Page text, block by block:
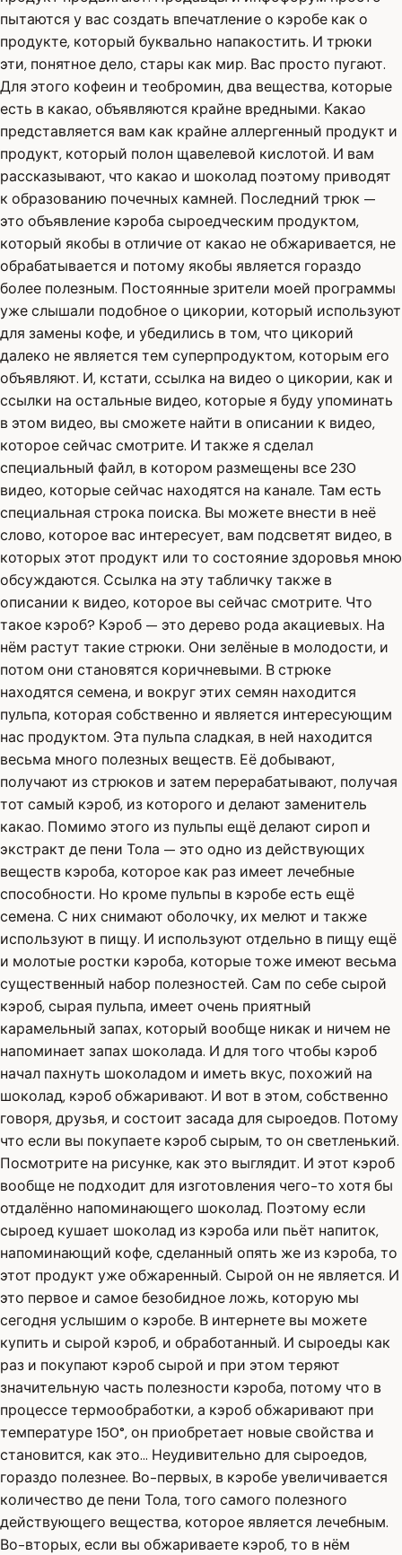
пытаются у вас создать впечатление о кэробе как о
продукте, который буквально напакостить. И трюки
эти, понятное дело, стары как мир. Вас просто пугают.
Для этого кофеин и теобромин, два вещества, которые
есть в какао, объявляются крайне вредными. Какао
представляется вам как крайне аллергенный продукт и
продукт, который полон щавелевой кислотой. И вам
рассказывают, что какао и шоколад поэтому приводят
к образованию почечных камней. Последний трюк —
это объявление кэроба сыроедческим продуктом,
который якобы в отличие от какао не обжаривается, не
обрабатывается и потому якобы является гораздо
более полезным. Постоянные зрители моей программы
уже слышали подобное о цикории, который используют
для замены кофе, и убедились в том, что цикорий
далеко не является тем суперпродуктом, которым его
объявляют. И, кстати, ссылка на видео о цикории, как и
ссылки на остальные видео, которые я буду упоминать
в этом видео, вы сможете найти в описании к видео,
которое сейчас смотрите. И также я сделал
специальный файл, в котором размещены все 230
видео, которые сейчас находятся на канале. Там есть
специальная строка поиска. Вы можете внести в неё
слово, которое вас интересует, вам подсветят видео, в
которых этот продукт или то состояние здоровья мною
обсуждаются. Ссылка на эту табличку также в
описании к видео, которое вы сейчас смотрите. Что
такое кэроб? Кэроб — это дерево рода акациевых. На
нём растут такие стрюки. Они зелёные в молодости, и
потом они становятся коричневыми. В стрюке
находятся семена, и вокруг этих семян находится
пульпа, которая собственно и является интересующим
нас продуктом. Эта пульпа сладкая, в ней находится
весьма много полезных веществ. Её добывают,
получают из стрюков и затем перерабатывают, получая
тот самый кэроб, из которого и делают заменитель
какао. Помимо этого из пульпы ещё делают сироп и
экстракт де пени Тола — это одно из действующих
веществ кэроба, которое как раз имеет лечебные
способности. Но кроме пульпы в кэробе есть ещё
семена. С них снимают оболочку, их мелют и также
используют в пищу. И используют отдельно в пищу ещё
и молотые ростки кэроба, которые тоже имеют весьма
существенный набор полезностей. Сам по себе сырой
кэроб, сырая пульпа, имеет очень приятный
карамельный запах, который вообще никак и ничем не
напоминает запах шоколада. И для того чтобы кэроб
начал пахнуть шоколадом и иметь вкус, похожий на
шоколад, кэроб обжаривают. И вот в этом, собственно
говоря, друзья, и состоит засада для сыроедов. Потому
что если вы покупаете кэроб сырым, то он светленький.
Посмотрите на рисунке, как это выглядит. И этот кэроб
вообще не подходит для изготовления чего-то хотя бы
отдалённо напоминающего шоколад. Поэтому если
сыроед кушает шоколад из кэроба или пьёт напиток,
напоминающий кофе, сделанный опять же из кэроба, то
этот продукт уже обжаренный. Сырой он не является. И
это первое и самое безобидное ложь, которую мы
сегодня услышим о кэробе. В интернете вы можете
купить и сырой кэроб, и обработанный. И сыроеды как
раз и покупают кэроб сырой и при этом теряют
значительную часть полезности кэроба, потому что в
процессе термообработки, а кэроб обжаривают при
температуре 150°, он приобретает новые свойства и
становится, как это... Неудивительно для сыроедов,
гораздо полезнее. Во-первых, в кэробе увеличивается
количество де пени Тола, того самого полезного
действующего вещества, которое является лечебным.
Во-вторых, если вы обжариваете кэроб, то в нём